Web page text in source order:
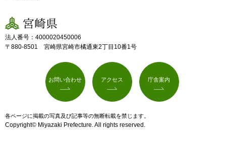
宮崎県
法人番号：4000020450006
〒880-8501 宮崎県宮崎市橘通東2丁目10番1号
お問い合わせ アクセス 庁舎案内
各ページに掲載の写真及び記事等の無断転載を禁じます。
Copyright© Miyazaki Prefecture. All rights reserved.